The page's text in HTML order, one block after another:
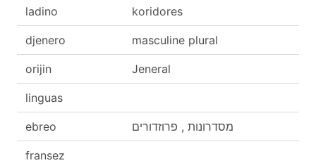
ladino koridores
djenero masculine plural
orijin Jeneral
linguas
ebreo מסדרונות , פרוזדורים
fransez